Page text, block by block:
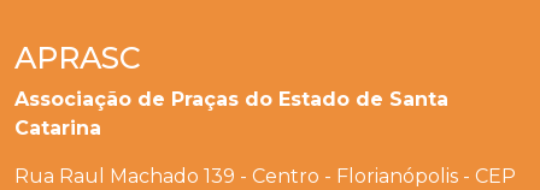
APRASC
Associação de Praças do Estado de Santa
Catarina
Rua Raul Machado 139 - Centro - Florianópolis - CEP